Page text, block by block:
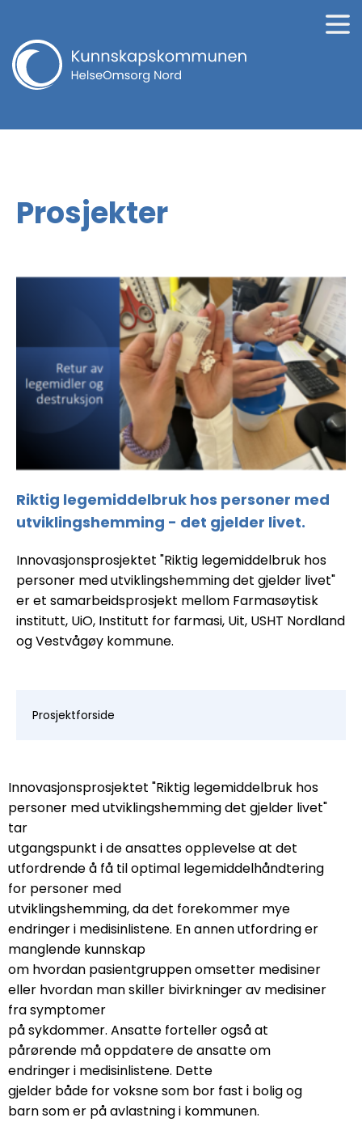
Prosjekter
Riktig legemiddelbruk hos personer med
utviklingshemming - det gjelder livet.
Innovasjonsprosjektet "Riktig legemiddelbruk hos
personer med utviklingshemming det gjelder livet"
er et samarbeidsprosjekt mellom Farmasøytisk
institutt, UiO, Institutt for farmasi, Uit, USHT Nordland
og Vestvågøy kommune.
Prosjektforside
Innovasjonsprosjektet "Riktig legemiddelbruk hos
personer med utviklingshemming det gjelder livet"
tar
utgangspunkt i de ansattes opplevelse at det
utfordrende å få til optimal legemiddelhåndtering
for personer med
utviklingshemming, da det forekommer mye
endringer i medisinlistene. En annen utfordring er
manglende kunnskap
om hvordan pasientgruppen omsetter medisiner
eller hvordan man skiller bivirkninger av medisiner
fra symptomer
på sykdommer. Ansatte forteller også at
pårørende må oppdatere de ansatte om
endringer i medisinlistene. Dette
gjelder både for voksne som bor fast i bolig og
barn som er på avlastning i kommunen.